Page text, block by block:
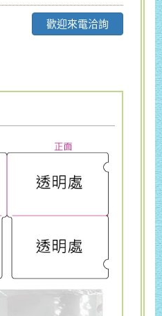
歡迎來電洽詢